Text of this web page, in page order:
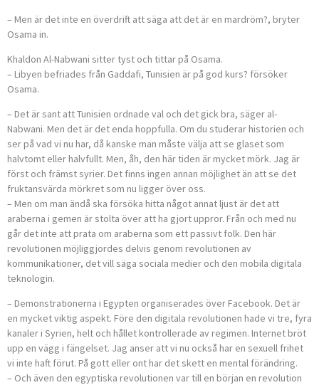
– Men är det inte en överdrift att säga att det är en mardröm?, bryter
Osama in.
Khaldon Al-Nabwani sitter tyst och tittar på Osama.
– Libyen befriades från Gaddafi, Tunisien är på god kurs? försöker
Osama.
– Det är sant att Tunisien ordnade val och det gick bra, säger al-
Nabwani. Men det är det enda hoppfulla. Om du studerar historien och
ser på vad vi nu har, då kanske man måste välja att se glaset som
halvtomt eller halvfullt. Men, åh, den här tiden är mycket mörk. Jag är
först och främst syrier. Det finns ingen annan möjlighet än att se det
fruktansvärda mörkret som nu ligger över oss.
– Men om man ändå ska försöka hitta något annat ljust är det att
araberna i gemen är stolta över att ha gjort uppror. Från och med nu
går det inte att prata om araberna som ett passivt folk. Den här
revolutionen möjliggjordes delvis genom revolutionen av
kommunikationer, det vill säga sociala medier och den mobila digitala
teknologin.
– Demonstrationerna i Egypten organiserades över Facebook. Det är
en mycket viktig aspekt. Före den digitala revolutionen hade vi tre, fyra
kanaler i Syrien, helt och hållet kontrollerade av regimen. Internet bröt
upp en vägg i fängelset. Jag anser att vi nu också har en sexuell frihet
vi inte haft förut. På gott eller ont har det skett en mental förändring.
– Och även den egyptiska revolutionen var till en början en revolution